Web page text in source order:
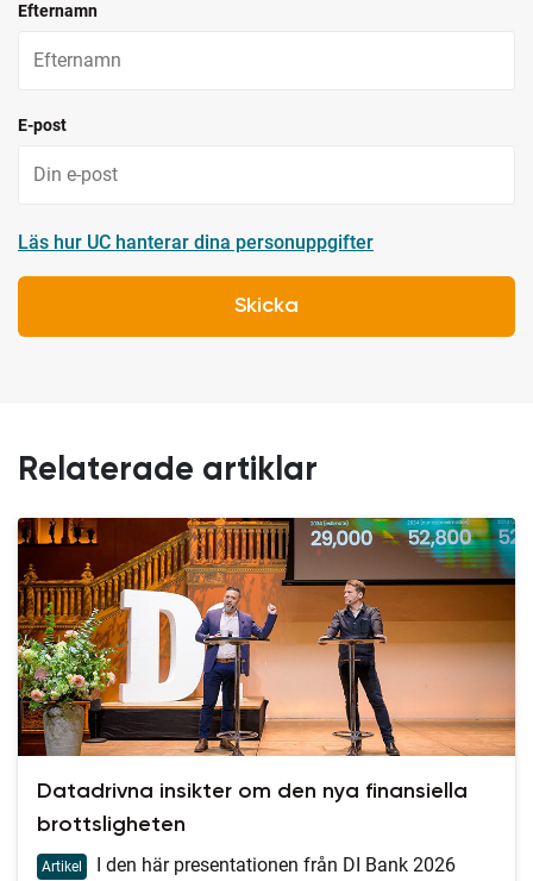
Efternamn
E-post
Läs hur UC hanterar dina personuppgifter
Skicka
Relaterade artiklar
Datadrivna insikter om den nya finansiella
brottsligheten
Artikel
I den här presentationen från DI Bank 2026